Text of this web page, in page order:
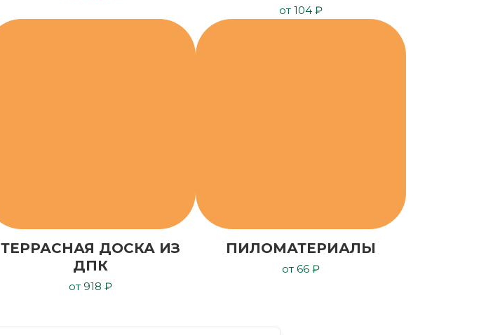
от 104 ₽
ТЕРРАСНАЯ ДОСКА ИЗ
ДПК
от 918 ₽
ПИЛОМАТЕРИАЛЫ
от 66 ₽